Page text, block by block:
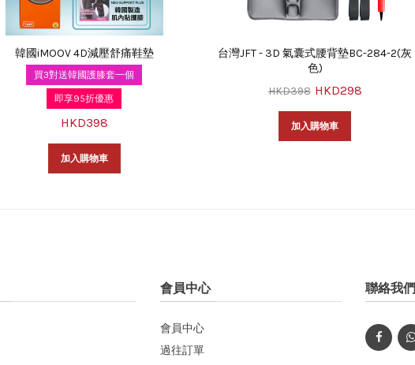
韓國iMOOV 4D減壓舒痛鞋墊
買3對送韓國護膝套一個
即享95折優惠
HKD398
加入購物車
台灣JFT - 3D 氣囊式腰背墊BC-284-2(灰
色)
HKD398 HKD298
加入購物車
會員中心
會員中心
過往訂單
聯絡我們